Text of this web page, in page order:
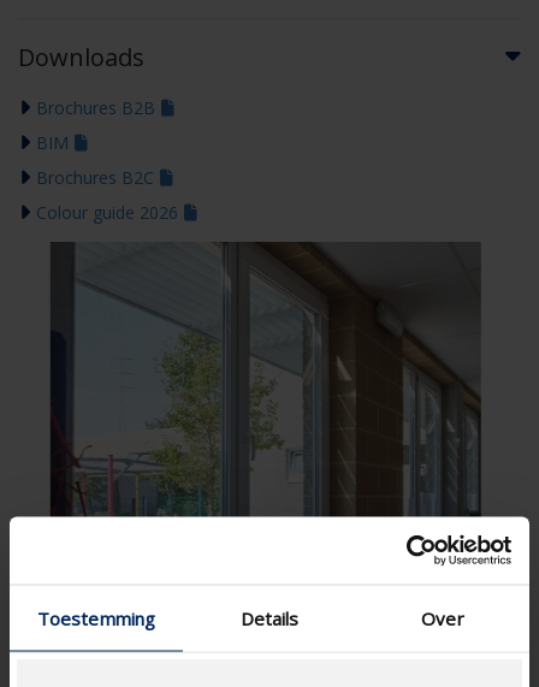
Toestemming Details Over
Downloads
Brochures B2B
BIM
Brochures B2C
Colour guide 2026